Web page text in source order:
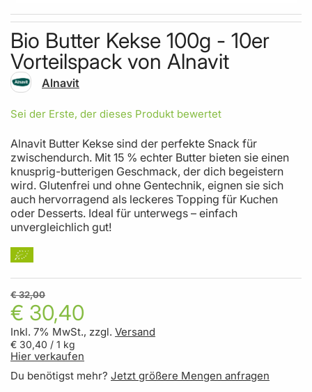
MODE
WOHNEN & FREIZEIT
BEAUTY UND PFLEGE
Skip to the beginning of the images gallery
Bio Butter Kekse 100g - 10er
Vorteilspack von Alnavit
Alnavit
Sei der Erste, der dieses Produkt bewertet
Alnavit Butter Kekse sind der perfekte Snack für
zwischendurch. Mit 15 % echter Butter bieten sie einen
knusprig-butterigen Geschmack, der dich begeistern
wird. Glutenfrei und ohne Gentechnik, eignen sie sich
auch hervorragend als leckeres Topping für Kuchen
oder Desserts. Ideal für unterwegs – einfach
unvergleichlich gut!
€ 30,40
€ 32,00
Inkl. 7% MwSt., zzgl. Versand
€ 30,40 / 1 kg
Hier verkaufen
Du benötigst mehr? Jetzt größere Mengen anfragen